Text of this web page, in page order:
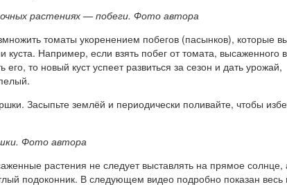
растениях — побеги. Фото автора
томаты укоренением побегов (пасынков), которые
Например, если взять побег от томата, высаженного в
то новый куст успеет развиться за сезон и дать урожай,
Засыпьте землёй и периодически поливайте, чтобы
. Фото автора
растения не следует выставлять на прямое солнце,
подоконник. В следующем видео подробно показан весь